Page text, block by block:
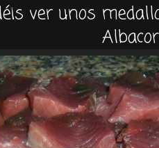
ver unos